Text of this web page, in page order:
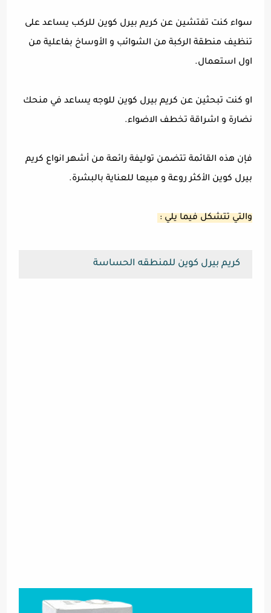
سواء كنت تفتشين عن كريم بيرل كوين للركب يساعد على
تنظيف منطقة الركبة من الشوائب و الأوساخ بفاعلية من
اول استعمال.
او كنت تبحثين عن كريم بيرل كوين للوجه يساعد في منحك
نضارة و اشراقة تخطف الاضواء.
فإن هذه القائمة تتضمن توليفة رائعة من أشهر انواع كريم
بيرل كوين الأكثر روعة و مبيعا للعناية بالبشرة.
والتي تتشكل فيما يلي :
كريم بيرل كوين للمنطقه الحساسة